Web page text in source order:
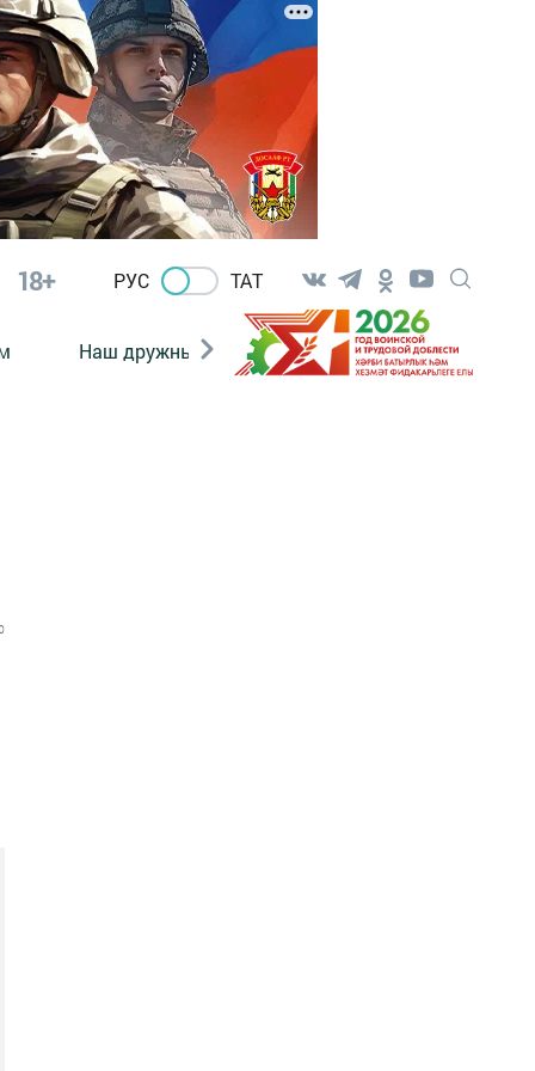
18+ РУС ТАТ
Наш дружный коллектив Документы